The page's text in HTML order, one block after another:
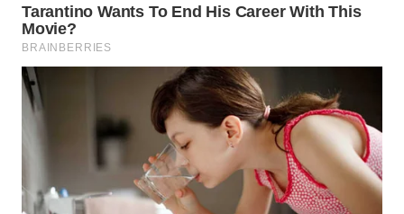
WAHANA
SELEB
WAHANA
PERSONA